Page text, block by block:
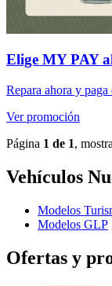
Elige MY PAY
Repara ahora y
Ver promoción
Página 1 de 1,
Vehículos
Modelos
Modelos GLP
Ofertas y